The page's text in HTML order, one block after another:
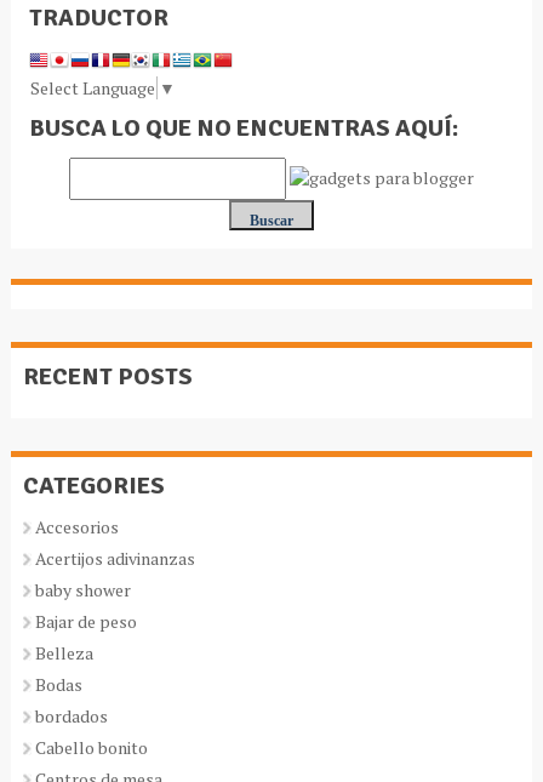
TRADUCTOR
Select Language ▼
BUSCA LO QUE NO ENCUENTRAS AQUÍ:
RECENT POSTS
CATEGORIES
Accesorios
Acertijos adivinanzas
baby shower
Bajar de peso
Belleza
Bodas
bordados
Cabello bonito